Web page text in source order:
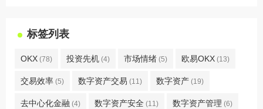
标签列表
OKX (78) 投资先机 (4) 市场情绪 (5) 欧易OKX (13)
交易效率 (5) 数字资产交易 (11) 数字资产 (19)
去中心化金融 (4) 数字资产安全 (11) 数字资产管理 (6)